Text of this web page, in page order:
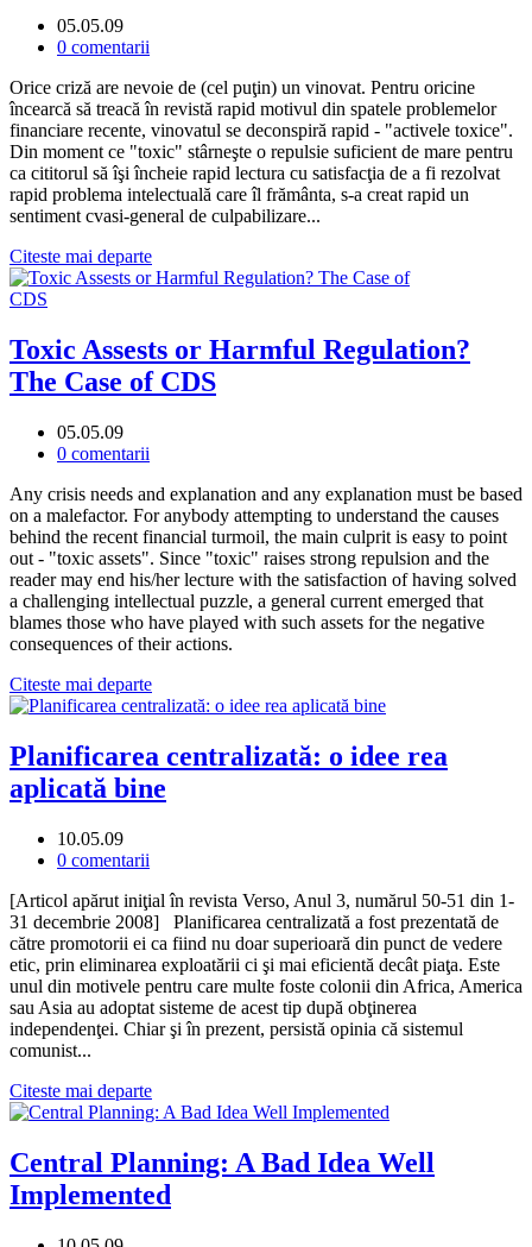
05.05.09
0 comentarii
Orice criză are nevoie de (cel puţin) un vinovat. Pentru oricine
încearcă să treacă în revistă rapid motivul din spatele problemelor
financiare recente, vinovatul se deconspiră rapid - "activele toxice".
Din moment ce "toxic" stârneşte o repulsie suficient de mare pentru
ca cititorul să îşi încheie rapid lectura cu satisfacţia de a fi rezolvat
rapid problema intelectuală care îl frământa, s-a creat rapid un
sentiment cvasi-general de culpabilizare...
Citeste mai departe
Toxic Assests or Harmful Regulation?
The Case of CDS
05.05.09
0 comentarii
Any crisis needs and explanation and any explanation must be based
on a malefactor. For anybody attempting to understand the causes
behind the recent financial turmoil, the main culprit is easy to point
out - "toxic assets". Since "toxic" raises strong repulsion and the
reader may end his/her lecture with the satisfaction of having solved
a challenging intellectual puzzle, a general current emerged that
blames those who have played with such assets for the negative
consequences of their actions.
Citeste mai departe
Planificarea centralizată: o idee rea
aplicată bine
10.05.09
0 comentarii
[Articol apărut iniţial în revista Verso, Anul 3, numărul 50-51 din 1-
31 decembrie 2008] Planificarea centralizată a fost prezentată de
către promotorii ei ca fiind nu doar superioară din punct de vedere
etic, prin eliminarea exploatării ci şi mai eficientă decât piaţa. Este
unul din motivele pentru care multe foste colonii din Africa, America
sau Asia au adoptat sisteme de acest tip după obţinerea
independenţei. Chiar şi în prezent, persistă opinia că sistemul
comunist...
Citeste mai departe
Central Planning: A Bad Idea Well
Implemented